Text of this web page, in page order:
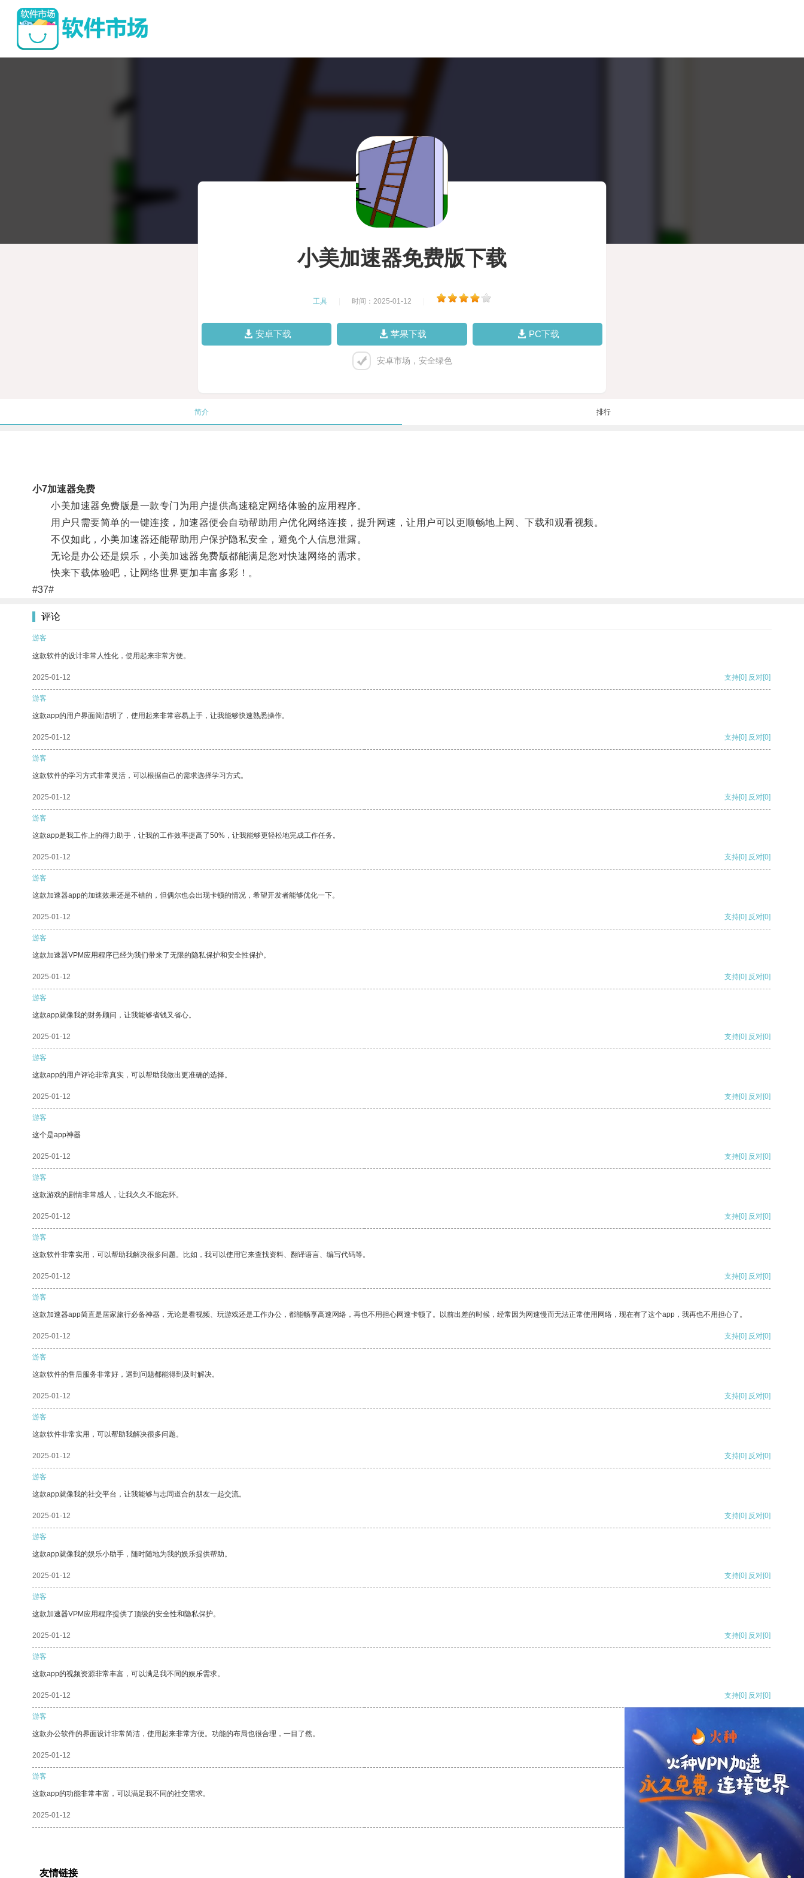
小美加速器免费版下载
工具 时间：2025-01-12
安卓下载 苹果下载 PC下载
安卓市场，安全绿色
简介 排行
小7加速器免费
小美加速器免费版是一款专门为用户提供高速稳定网络体验的应用程序。
用户只需要简单的一键连接，加速器便会自动帮助用户优化网络连接，提升网速，让用户可以更顺畅地上网、下载和观看视频。
不仅如此，小美加速器还能帮助用户保护隐私安全，避免个人信息泄露。
无论是办公还是娱乐，小美加速器免费版都能满足您对快速网络的需求。
快来下载体验吧，让网络世界更加丰富多彩！。
#37#
评论
游客
这款软件的设计非常人性化，使用起来非常方便。
2025-01-12 支持[0] 反对[0]
游客
这款app的用户界面简洁明了，使用起来非常容易上手，让我能够快速熟悉操作。
2025-01-12 支持[0] 反对[0]
游客
这款软件的学习方式非常灵活，可以根据自己的需求选择学习方式。
2025-01-12 支持[0] 反对[0]
游客
这款app是我工作上的得力助手，让我的工作效率提高了50%，让我能够更轻松地完成工作任务。
2025-01-12 支持[0] 反对[0]
游客
这款加速器app的加速效果还是不错的，但偶尔也会出现卡顿的情况，希望开发者能够优化一下。
2025-01-12 支持[0] 反对[0]
游客
这款加速器VPM应用程序已经为我们带来了无限的隐私保护和安全性保护。
2025-01-12 支持[0] 反对[0]
游客
这款app就像我的财务顾问，让我能够省钱又省心。
2025-01-12 支持[0] 反对[0]
游客
这款app的用户评论非常真实，可以帮助我做出更准确的选择。
2025-01-12 支持[0] 反对[0]
游客
这个是app神器
2025-01-12 支持[0] 反对[0]
游客
这款游戏的剧情非常感人，让我久久不能忘怀。
2025-01-12 支持[0] 反对[0]
游客
这款软件非常实用，可以帮助我解决很多问题。比如，我可以使用它来查找资料、翻译语言、编写代码等。
2025-01-12 支持[0] 反对[0]
游客
这款加速器app简直是居家旅行必备神器，无论是看视频、玩游戏还是工作办公，都能畅享高速网络，再也不用担心网速卡顿了。以前出差的时候，经常因为网速慢而无法正常使用网络，现在有了这个app，我再也不用担心了。
2025-01-12 支持[0] 反对[0]
游客
这款软件的售后服务非常好，遇到问题都能得到及时解决。
2025-01-12 支持[0] 反对[0]
游客
这款软件非常实用，可以帮助我解决很多问题。
2025-01-12 支持[0] 反对[0]
游客
这款app就像我的社交平台，让我能够与志同道合的朋友一起交流。
2025-01-12 支持[0] 反对[0]
游客
这款app就像我的娱乐小助手，随时随地为我的娱乐提供帮助。
2025-01-12 支持[0] 反对[0]
游客
这款加速器VPM应用程序提供了顶级的安全性和隐私保护。
2025-01-12 支持[0] 反对[0]
游客
这款app的视频资源非常丰富，可以满足我不同的娱乐需求。
2025-01-12 支持[0] 反对[0]
游客
这款办公软件的界面设计非常简洁，使用起来非常方便。功能的布局也很合理，一目了然。
2025-01-12 支持 反对
游客
这款app的功能非常丰富，可以满足我不同的社交需求。
2025-01-12 [0]
友情链接